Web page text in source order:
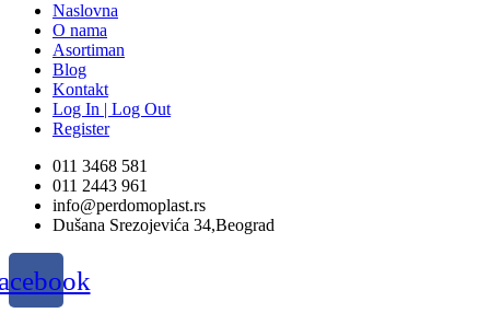
Naslovna
O nama
Asortiman
Blog
Kontakt
Log In | Log Out
Register
011 3468 581
011 2443 961
info@perdomoplast.rs
Dušana Srezojevića 34,Beograd